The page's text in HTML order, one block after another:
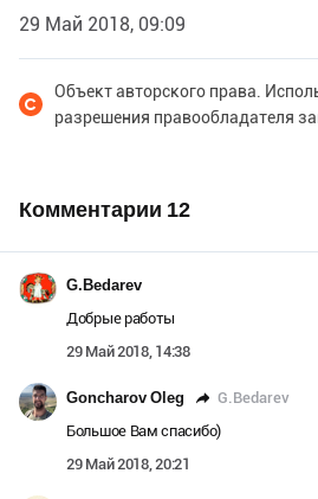
29 Май 2018, 09:09
Объект авторского права.
разрешения правообладателя
Комментарии 12
G.Bedarev
Добрые работы
29 Май 2018, 14:38
Goncharov Oleg G.Bedarev
Большое Вам спасибо)
29 Май 2018, 20:21